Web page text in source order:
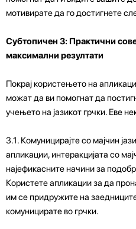
мотивирате да го достигнете
Субтопичен 3: Практични
максимални резултати
Покрај користењето на
можат да ви помогнат да
учењето на јазикот грчки. Еве
3.1. Комуницирајте со мајчин
апликации, интеракцијата со
најефикасните начини за
Користете апликации за да
им се придружите на
комуницирате во грчки.